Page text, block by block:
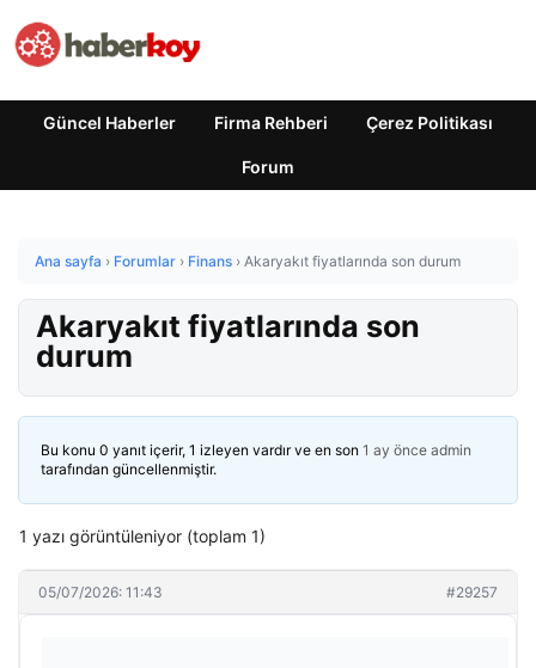
Güncel Haberler Firma Rehberi Çerez Politikası
Forum
Ana sayfa › Forumlar › Finans › Akaryakıt fiyatlarında son durum
Akaryakıt fiyatlarında son
durum
Bu konu 0 yanıt içerir, 1 izleyen vardır ve en son 1 ay önce admin
tarafından güncellenmiştir.
1 yazı görüntüleniyor (toplam 1)
05/07/2026: 11:43 #29257